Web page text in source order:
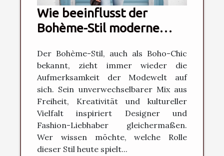
Wie beeinflusst der
Bohème-Stil moderne
Der Bohème-Stil, auch als Boho-Chic
bekannt, zieht immer wieder die
Aufmerksamkeit der Modewelt auf
sich. Sein unverwechselbarer Mix aus
Freiheit, Kreativität und kultureller
Vielfalt inspiriert Designer und
Fashion-Liebhaber gleichermaßen.
Wer wissen möchte, welche Rolle
dieser Stil heute spielt...